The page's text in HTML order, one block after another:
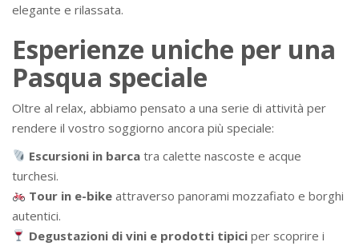
elegante e rilassata.
Esperienze uniche per una
Pasqua speciale
Oltre al relax, abbiamo pensato a una serie di attività per
rendere il vostro soggiorno ancora più speciale:
Escursioni in barca tra calette nascoste e acque
turchesi.
Tour in e-bike attraverso panorami mozzafiato e borghi
autentici.
Degustazioni di vini e prodotti tipici per scoprire i